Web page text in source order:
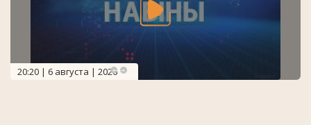
20:20 | 6 августа | 2026